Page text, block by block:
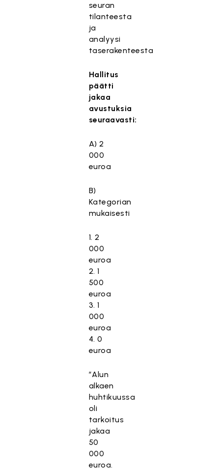
seuran
tilanteesta
ja
analyysi
taserakenteesta
Hallitus
päätti
jakaa
avustuksia
seuraavasti:
A) 2
000
euroa
B)
Kategorian
mukaisesti
1. 2
000
euroa
2. 1
500
euroa
3. 1
000
euroa
4. 0
euroa
”Alun
alkaen
huhtikuussa
oli
tarkoitus
jakaa
50
000
euroa.